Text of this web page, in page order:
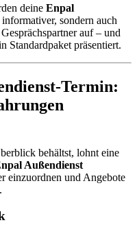
deine Enpal
sondern auch
auf – und
Standardpaket präsentiert.
Termin:
behältst, lohnt eine
Außendienst
einzuordnen und Angebote